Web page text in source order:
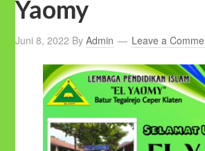
Yaomy
Juni 8, 2022 ByAdmin Leave a